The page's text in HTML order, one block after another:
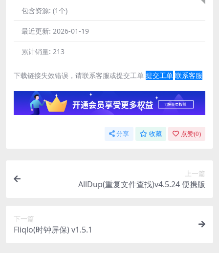
包含资源: (1个)
最近更新: 2026-01-19
累计销量: 213
下载链接失效错误，请联系客服或提交工单 提交工单 联系客服
分享 收藏 点赞(0)
上一篇
AllDup(重复文件查找)v4.5.24 便携版
下一篇
Fliqlo(时钟屏保) v1.5.1